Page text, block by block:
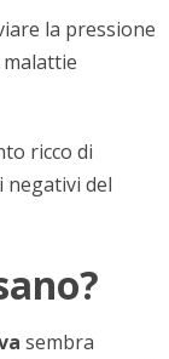
la pressione
ricco di
negativi del
sembra